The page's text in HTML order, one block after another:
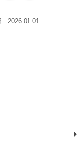
2026.01.01